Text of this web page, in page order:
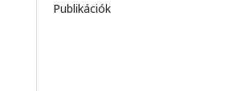
Publikációk